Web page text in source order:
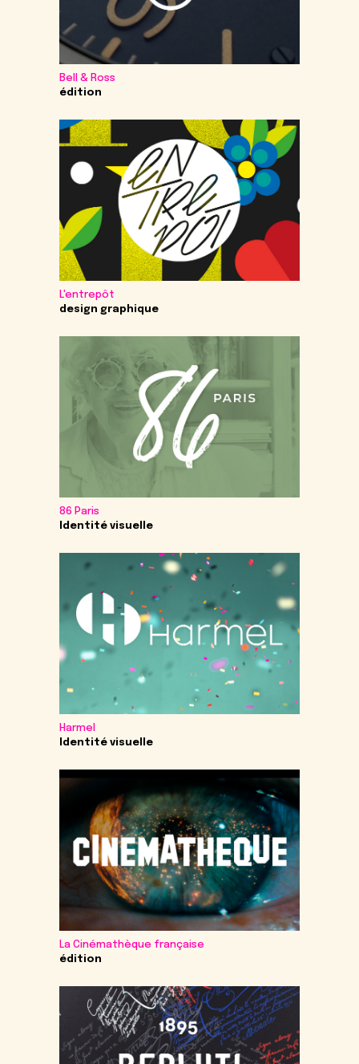
Bell & Ross
édition
L'entrepôt
design graphique
86 Paris
Identité visuelle
Harmel
Identité visuelle
La Cinémathèque française
édition